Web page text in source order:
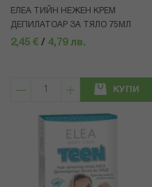
ЕЛЕА ТИЙН НЕЖЕН КРЕМ
ДЕПИЛАТОАР ЗА ТЯЛО 75МЛ
2,45 € / 4,79 лв.
КУПИ